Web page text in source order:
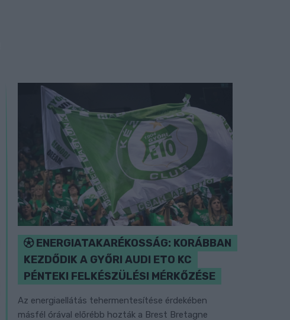
ENERGIATAKARÉKOSSÁG: KORÁBBAN
KEZDŐDIK A GYŐRI AUDI ETO KC
PÉNTEKI FELKÉSZÜLÉSI MÉRKŐZÉSE
Az energiaellátás tehermentesítése érdekében
másfél órával előrébb hozták a Brest Bretagne